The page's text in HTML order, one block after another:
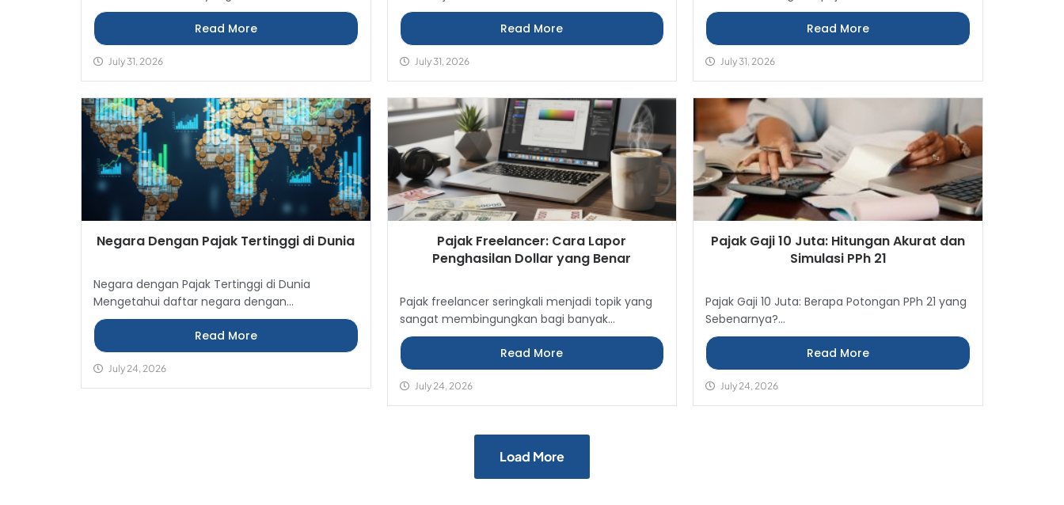
Read More
July 31, 2026
Read More
July 31, 2026
Read More
July 31, 2026
Negara Dengan Pajak Tertinggi di Dunia
Negara dengan Pajak Tertinggi di Dunia
Mengetahui daftar negara dengan...
Read More
July 24, 2026
Pajak Freelancer: Cara Lapor
Penghasilan Dollar yang Benar
Pajak freelancer seringkali menjadi topik yang
sangat membingungkan bagi banyak...
Read More
July 24, 2026
Pajak Gaji 10 Juta: Hitungan Akurat dan
Simulasi PPh 21
Pajak Gaji 10 Juta: Berapa Potongan PPh 21 yang
Sebenarnya?...
Read More
July 24, 2026
Load More